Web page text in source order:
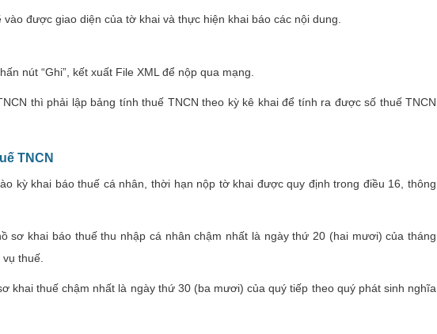
được giao diện của tờ khai và thực hiện khai báo các nội dung.
nút “Ghi”, kết xuất File XML để nộp qua mạng.
thì phải lập bảng tính thuế TNCN theo kỳ kê khai để tính ra được số thuế TNCN
TNCN
kỳ khai báo thuế cá nhân, thời hạn nộp tờ khai được quy định trong điều 16, thông
sơ khai báo thuế thu nhập cá nhân chậm nhất là ngày thứ 20 (hai mươi) của tháng
thuế.
khai thuế chậm nhất là ngày thứ 30 (ba mươi) của quý tiếp theo quý phát sinh nghĩa